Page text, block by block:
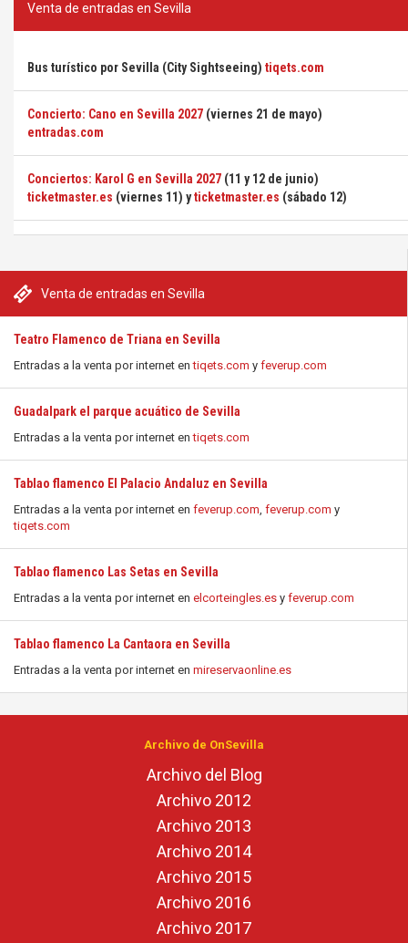
Venta de entradas en Sevilla
Teatro Flamenco de Triana en Sevilla
Entradas a la venta por internet entiqets.com y feverup.com
Guadalpark el parque acuático de Sevilla
Entradas a la venta por internet entiqets.com
Tablao flamenco El Palacio Andaluz en Sevilla
Entradas a la venta por internet en feverup.com, feverup.com y
tiqets.com
Tablao flamenco Las Setas en Sevilla
Entradas a la venta por internet en elcorteingles.es y feverup.com
Tablao flamenco La Cantaora en Sevilla
Entradas a la venta por internet en mireservaonline.es
Venta de entradas en Sevilla
Bus turístico por Sevilla (City Sightseeing) tiqets.com
Concierto: Cano en Sevilla 2027 (viernes 21 de mayo)
entradas.com
Conciertos: Karol G en Sevilla 2027 (11 y 12 de junio)
ticketmaster.es (viernes 11) yticketmaster.es (sábado 12)
Archivo de OnSevilla
Archivo del Blog
Archivo 2012
Archivo 2013
Archivo 2014
Archivo 2015
Archivo 2016
Archivo 2017